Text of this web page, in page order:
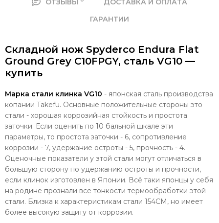
ОТЗЫВЫ
ДОСТАВКА И ОПЛАТА
ГАРАНТИИ
Складной нож Spyderco Endura Flat
Ground Grey C10FPGY, сталь VG10 —
купить
Марка стали клинка VG10 - японская сталь производства
копании Takefu. Основные положительные стороны это
стали - хорошая коррозийная стойкость и простота
заточки. Если оценить по 10 бальной шкале эти
параметры, то простота заточки - 6, сопротивление
коррозии - 7, удержание остроты - 5, прочность - 4.
Оценочные показатели у этой стали могут отличаться в
большую сторону по удержанию остроты и прочности,
если клинок изготовлен в Японии. Всё таки японцы у себя
на родине прознали все тонкости термообработки этой
стали. Близка к характеристикам стали 154CM, но имеет
более высокую защиту от коррозии.